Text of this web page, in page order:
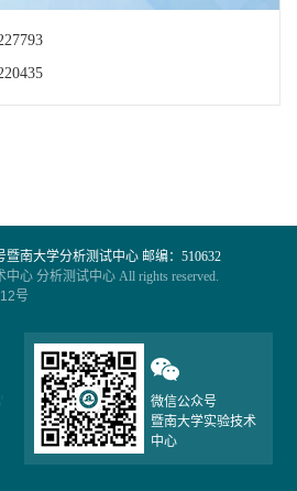
南大学分析测试中心 邮编：510632
心 分析测试中心 All rights reserved.
号
微信公众号
暨南大学实验技术
中心